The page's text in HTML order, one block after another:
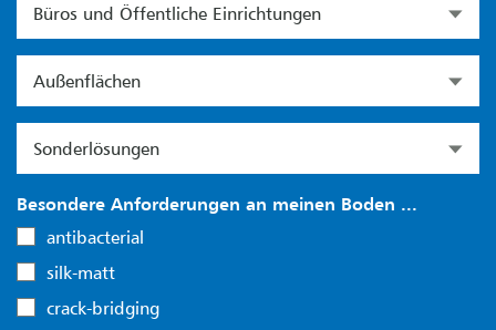
Büros und Öffentliche Einrichtungen
Außenflächen
Sonderlösungen
Besondere Anforderungen an meinen Boden ...
antibacterial
silk-matt
crack-bridging